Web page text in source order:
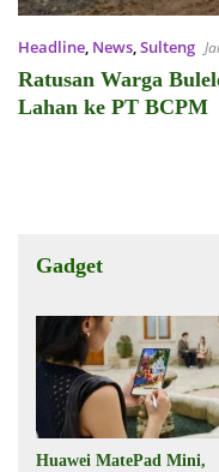
Headline, News,Sulteng
Ratusan Warga
Lahan ke PT BCPM
Gadget
Huawei MatePad Mini,